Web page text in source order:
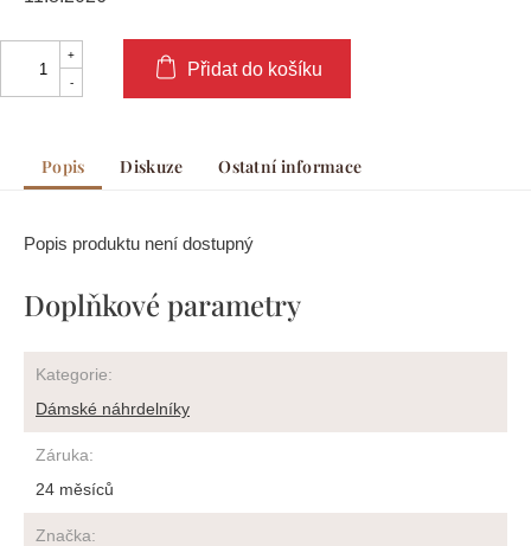
Přidat do košíku
Popis Diskuze Ostatní informace
Popis produktu není dostupný
Doplňkové parametry
Kategorie:
Dámské náhrdelníky
Záruka:
24 měsíců
Značka: